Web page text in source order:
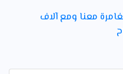
معنا ومع آلاف